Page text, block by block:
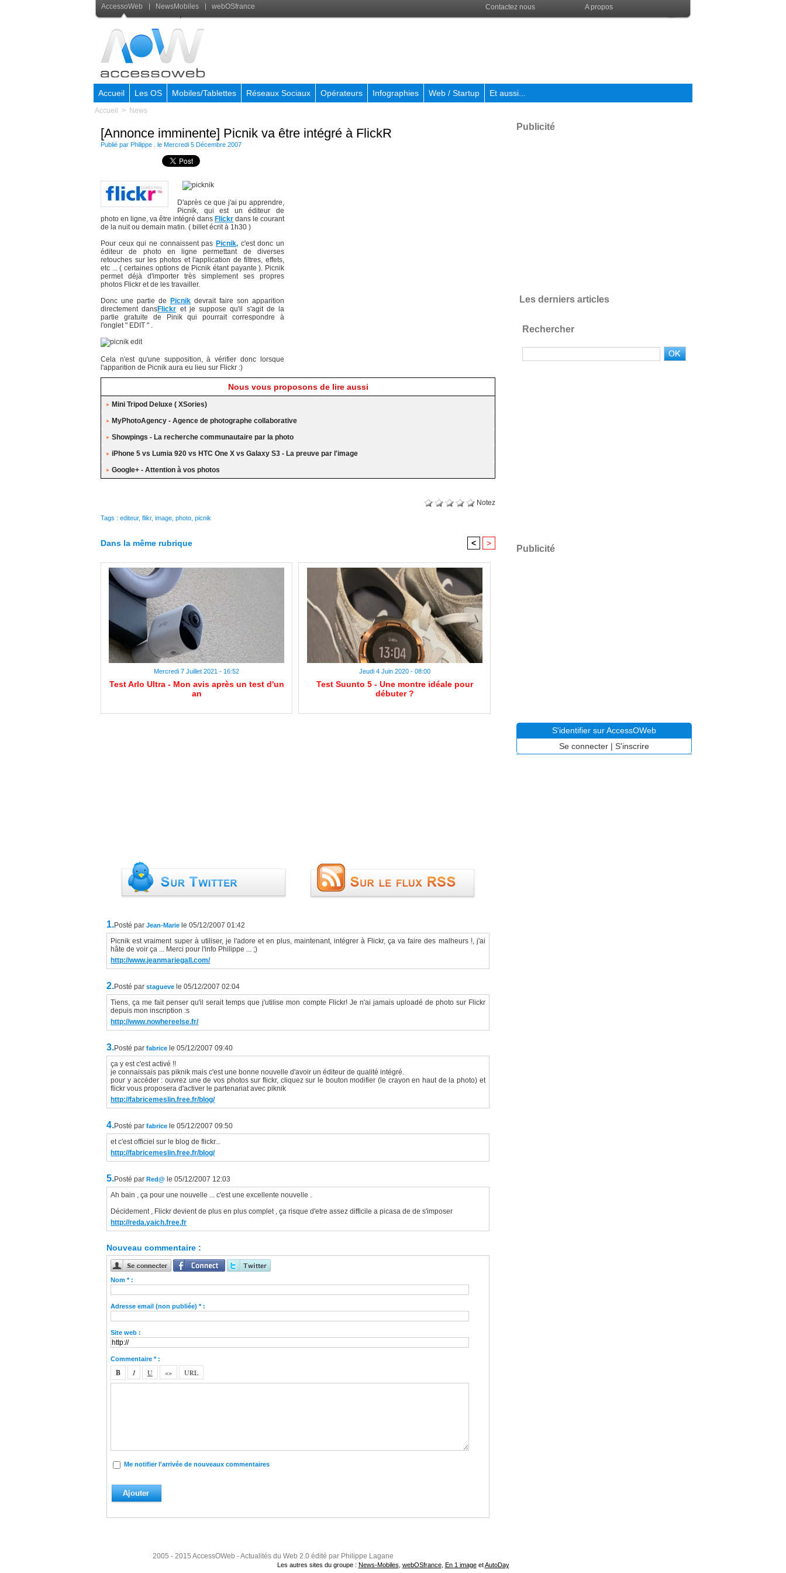
AccessoWeb NewsMobiles webOSfrance Contactez nous A propos
Accueil Les OS Mobiles/Tablettes Réseaux Sociaux Opérateurs Infographies Web / Startup Et aussi...
Accueil > News
[Annonce imminente] Picnik va être intégré à FlickR
Publié par Philippe . le Mercredi 5 Décembre 2007
D'après ce que j'ai pu apprendre,
Picnik, qui est un éditeur de
photo en ligne, va être intégré dans Flickr dans le courant
de la nuit ou demain matin. ( billet écrit à 1h30 )
Pour ceux qui ne connaissent pas Picnik, c'est donc un
éditeur de photo en ligne permettant de diverses
retouches sur les photos et l'application de filtres, effets,
etc ... ( certaines options de Picnik étant payante ). Picnik
permet déjà d'importer très simplement ses propres
photos Flickr et de les travailler.
Donc une partie de
Picnik devrait faire son apparition
directement dansFlickr et je suppose qu'il s'agit de la
partie gratuite de Pinik qui pourrait correspondre à
l'onglet " EDIT " .
Cela n'est qu'une supposition, à vérifier donc lorsque
l'apparition de Picnik aura eu lieu sur Flickr :)
Nous vous proposons de lire aussi
Mini Tripod Deluxe ( XSories)
MyPhotoAgency - Agence de photographe collaborative
Showpings - La recherche communautaire par la photo
iPhone 5 vs Lumia 920 vs HTC One X vs Galaxy S3 - La preuve par l'image
Google+ - Attention à vos photos
Notez
Tags : editeur, flikr, image photo picnik
Dans la même rubrique < >
Mercredi 7 Juillet 2021 - 16:52
Test Arlo Ultra - Mon avis après un test d'un
an
Jeudi 4 Juin 2020 - 08:00
Test Suunto 5 - Une montre idéale pour
débuter ?
1.Posté par Jean-Marie le 05/12/2007 01:42
Picnik est vraiment super à utiliser, je l'adore et en plus, maintenant, intégrer à Flickr, ça va faire des malheurs !, j'ai
hâte de voir ça ... Merci pour l'info Philippe ... ;)
http://www.jeanmariegall.com/
2.Posté par stagueve le 05/12/2007 02:04
Tiens, ça me fait penser qu'il serait temps que j'utilise mon compte Flickr! Je n'ai jamais uploadé de photo sur Flickr
depuis mon inscription :s
http://www.nowhereelse.fr/
3.Posté par fabrice le 05/12/2007 09:40
ça y est c'est activé !!
je connaissais pas piknik mais c'est une bonne nouvelle d'avoir un éditeur de qualité intégré.
pour y accéder : ouvrez une de vos photos sur flickr, cliquez sur le bouton modifier (le crayon en haut de la photo) et
flickr vous proposera d'activer le partenariat avec piknik
http://fabricemeslin.free.fr/blog/
4.Posté par fabrice le 05/12/2007 09:50
et c'est officiel sur le blog de flickr...
http://fabricemeslin.free.fr/blog/
5.Posté par Red@ le 05/12/2007 12:03
Ah bain , ça pour une nouvelle ... c'est une excellente nouvelle .
Décidement , Flickr devient de plus en plus complet , ça risque d'etre assez difficile a picasa de de s'imposer
http://reda.yaich.free.fr
Nouveau commentaire :
Nom * :
Adresse email (non publiée) * :
Site web :
Commentaire * :
Me notifier l'arrivée de nouveaux commentaires
Publicité
Les derniers articles
Rechercher
Publicité
S'identifier sur AccessOWeb
Se connecter | S'inscrire
2005 - 2015 AccessOWeb - Actualités du Web 2.0 édité par Philippe Lagane
Les autres sites du groupe : News-Mobiles webOSfrance, En 1 imageetAutoDay